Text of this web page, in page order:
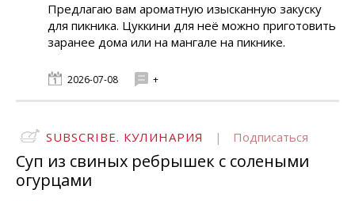
Предлагаю вам ароматную изысканную закуску
для пикника. Цуккини для неё можно приготовить
заранее дома или на мангале на пикнике.
2026-07-08 +
SUBSCRIBE. КУЛИНАРИЯ | Подписаться
Суп из свиных ребрышек с солеными
огурцами